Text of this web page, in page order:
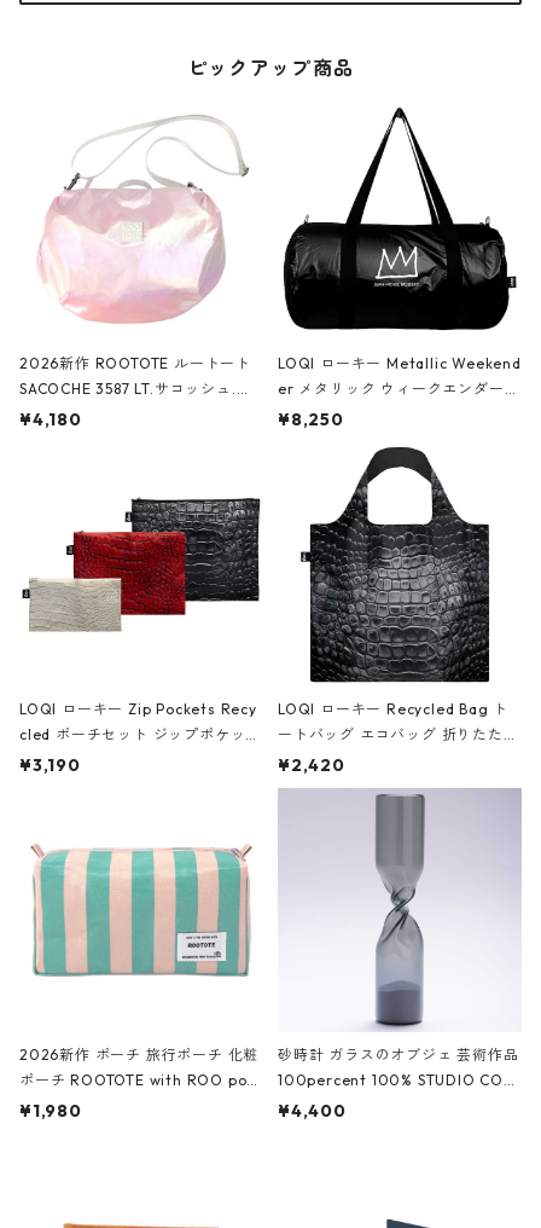
ピックアップ商品
2026新作 ROOTOTE ルートート
SACOCHE 3587 LT.サコッシュ.ル
ミエ-B ショルダーバッグ グロスピ
¥4,180
LOQI ローキー Metallic Weekend
er メタリック ウィークエンダー
ボストンバッグ ショルダーバッグ
Black ジャン=ミッシェル・バスキ
ア/クラウン ブラック
¥8,250
LOQI ローキー Zip Pockets Recy
cled ポーチセット ジップポケット
ファスナーポーチ 撥水加工 トラベ
ーガンディー、オフホワイト
¥3,190
LOQI ローキー Recycled Bag ト
ートバッグ エコバッグ 折りたたみ
大きめ 撥水加工 収納ポーチ CRO
CODILE/Black クロコダイル/ブラ
¥2,420
2026新作 ポーチ 旅行ポーチ 化粧
ポーチ ROOTOTE with ROO pou
ch 3532 ルートート WR.ポーチ.ラ
¥1,980
砂時計 ガラスのオブジェ 芸術作品
100percent 100% STUDIO COH
AKU Timeless 100パーセント ス
¥4,400